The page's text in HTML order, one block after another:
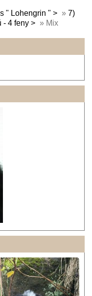
" Lohengrin " » 7)
- 4 feny
» Mix